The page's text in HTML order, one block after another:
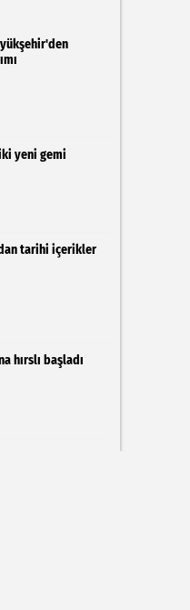
yeni gemi
tarihi içerikler
hırslı başladı